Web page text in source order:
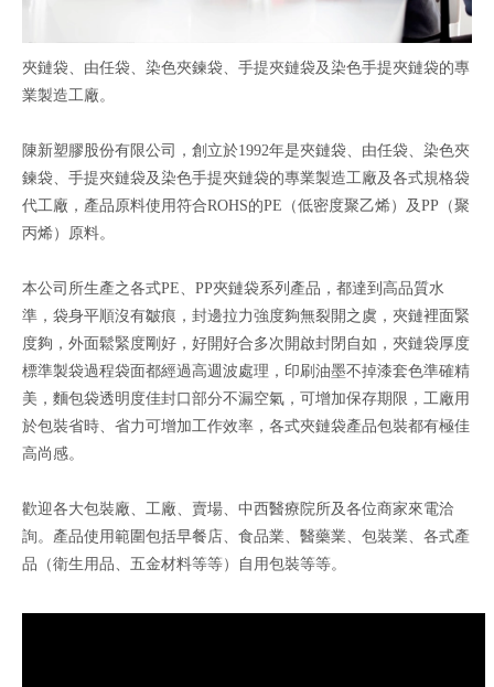
夾鏈袋、由任袋、染色夾鍊袋、手提夾鏈袋及染色手提夾鏈袋的專
業製造工廠。
陳新塑膠股份有限公司，創立於1992年是夾鏈袋、由任袋、染色夾
鍊袋、手提夾鏈袋及染色手提夾鏈袋的專業製造工廠及各式規格袋
代工廠，產品原料使用符合ROHS的PE（低密度聚乙烯）及PP（聚
丙烯）原料。
本公司所生產之各式PE、PP夾鏈袋系列產品，都達到高品質水
準，袋身平順沒有皺痕，封邊拉力強度夠無裂開之虞，夾鏈裡面緊
度夠，外面鬆緊度剛好，好開好合多次開啟封閉自如，夾鏈袋厚度
標準製袋過程袋面都經過高週波處理，印刷油墨不掉漆套色準確精
美，麵包袋透明度佳封口部分不漏空氣，可增加保存期限，工廠用
於包裝省時、省力可增加工作效率，各式夾鏈袋產品包裝都有極佳
高尚感。
歡迎各大包裝廠、工廠、賣場、中西醫療院所及各位商家來電洽
詢。產品使用範圍包括早餐店、食品業、醫藥業、包裝業、各式產
品（衛生用品、五金材料等等）自用包裝等等。